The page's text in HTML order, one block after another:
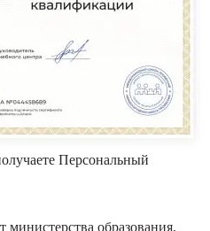
Персональный
министерства образования,